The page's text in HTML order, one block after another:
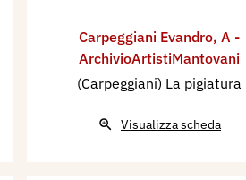
Carpeggiani Evandro, A -
ArchivioArtistiMantovani
(Carpeggiani) La pigiatura
Visualizza scheda